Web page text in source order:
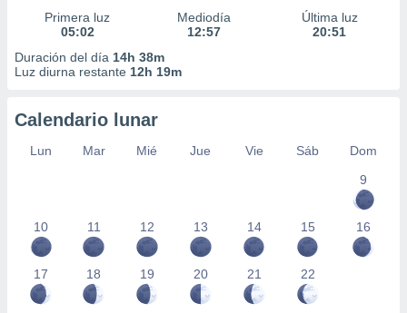
Primera luz
05:02
Mediodía
12:57
Última luz
20:51
Duración del día 14h 38m
Luz diurna restante 12h 19m
Calendario lunar
Lun Mar Mié Jue Vie Sáb
Dom
9
10 11 12 13 14 15 16
17 18 19 20 21 22